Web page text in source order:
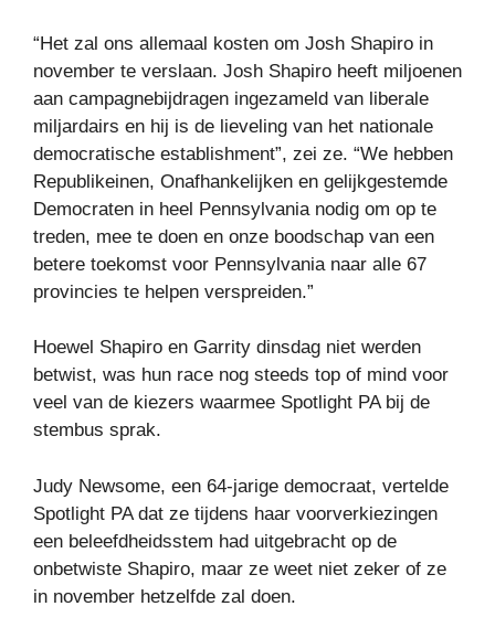
“Het zal ons allemaal kosten om Josh Shapiro in
november te verslaan. Josh Shapiro heeft miljoenen
aan campagnebijdragen ingezameld van liberale
miljardairs en hij is de lieveling van het nationale
democratische establishment”, zei ze. “We hebben
Republikeinen, Onafhankelijken en gelijkgestemde
Democraten in heel Pennsylvania nodig om op te
treden, mee te doen en onze boodschap van een
betere toekomst voor Pennsylvania naar alle 67
provincies te helpen verspreiden.”
Hoewel Shapiro en Garrity dinsdag niet werden
betwist, was hun race nog steeds top of mind voor
veel van de kiezers waarmee Spotlight PA bij de
stembus sprak.
Judy Newsome, een 64-jarige democraat, vertelde
Spotlight PA dat ze tijdens haar voorverkiezingen
een beleefdheidsstem had uitgebracht op de
onbetwiste Shapiro, maar ze weet niet zeker of ze
in november hetzelfde zal doen.